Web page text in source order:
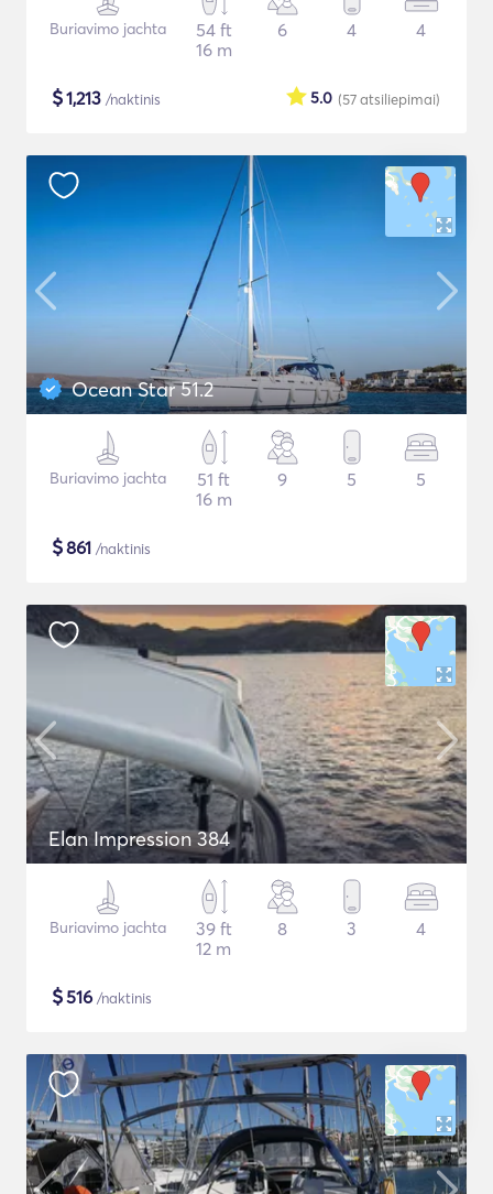
Buriavimo jachta
54 ft
16 m
6 4 4
$1,213 /naktinis (57atsiliepimai)
5.0
Ocean Star 51.2
Buriavimo jachta
51 ft
16 m
9 5 5
$861 /naktinis
Elan Impression 384
Buriavimo jachta
39 ft
12 m
8 3 4
$516 /naktinis